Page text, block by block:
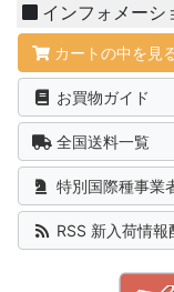
インフォメーシ
カートの中を見
お買物ガイド
全国送料一覧
特別国際種事業
RSS 新入荷情報